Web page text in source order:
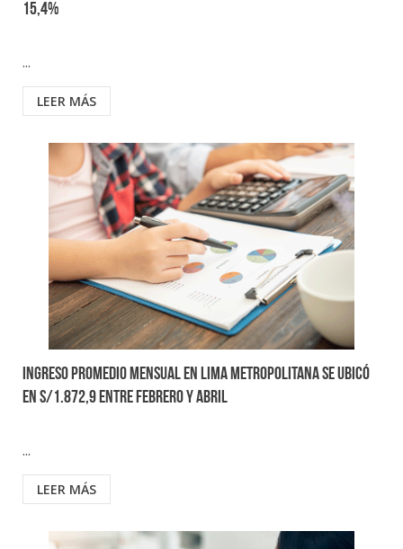
15,4%
...
LEER MÁS
Ingreso promedio mensual en Lima Metropolitana se ubicó
en S/1.872,9 entre febrero y abril
...
LEER MÁS